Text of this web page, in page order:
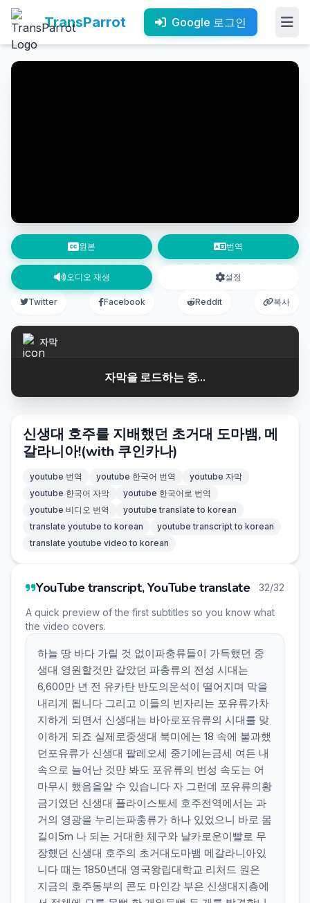
TransParrot Google 로그인
원본 번역
오디오 재생 설정
Twitter Facebook Reddit 복사
자막
자막을 로드하는 중...
신생대 호주를 지배했던 초거대 도마뱀, 메
갈라니아!(with 쿠인카나)
youtube 번역 youtube 한국어 번역
youtube 자막
youtube 한국어 자막
youtube 한국어로 번역
youtube 비디오 번역
youtube translate to korean
translate youtube to korean
youtube transcript to korean
translate youtube video to korean
YouTube transcript, YouTube translate 32/32
A quick preview of the first subtitles so you know what
the video covers.
하늘 땅 바다 가릴 것 없이파충류들이 가득했던 중
생대 영원할것만 같았던 파충류의 전성 시대는
6,600만 년 전 유카탄 반도의운석이 떨어지며 막을
내리게 됩니다 그리고 이들의 빈자리는 포유류가차
지하게 되면서 신생대는 바아로포유류의 시대를 맞
이하게 되죠 실제로중생대 북미에는 18 속에 불과했
던포유류가 신생대 팔레오세 중기에는금세 여든 내
속으로 늘어난 것만 봐도 포유류의 번성 속도는 어
마무시 했음을알 수 있습니다 자 그런데 포유류의황
금기였던 신생대 플라이스토세 호주전역에서는 과
거의 영광을 누리는파충류가 하나 있었으니 바로 몸
길이5m 나 되는 거대한 체구와 날카로운이빨로 무
장했던 신생대 호주의 초거대도마뱀 메갈라니아있
니다 때는 1850년대 영국왕립대학교 리처드 원은
지금의 호주동부의 콘도 마인강 부은 신생대지층에